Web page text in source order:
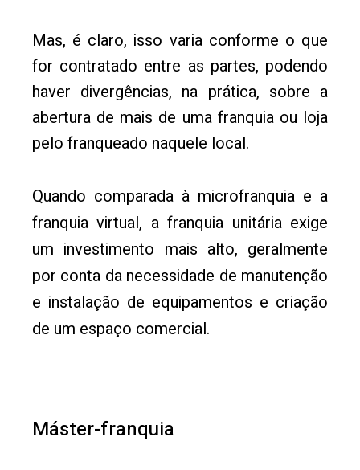
Mas, é claro, isso varia conforme o que
for contratado entre as partes, podendo
haver divergências, na prática, sobre a
abertura de mais de uma franquia ou loja
pelo franqueado naquele local.
Quando comparada à microfranquia e a
franquia virtual, a franquia unitária exige
um investimento mais alto, geralmente
por conta da necessidade de manutenção
e instalação de equipamentos e criação
de um espaço comercial.
Máster-franquia